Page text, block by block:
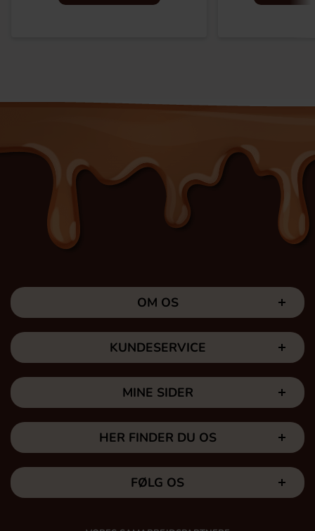
OM OS
KUNDESERVICE
MINE SIDER
HER FINDER DU OS
FØLG OS